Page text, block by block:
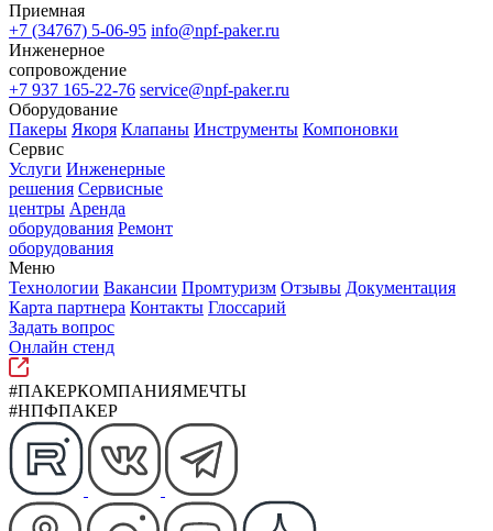
Приемная
+7 (34767) 5-06-95 info@npf-paker.ru
Инженерное
сопровождение
+7 937 165-22-76 service@npf-paker.ru
Оборудование
Пакеры Якоря Клапаны Инструменты Компоновки
Сервис
Услуги Инженерные
решения Сервисные
центры Аренда
оборудования Ремонт
оборудования
Меню
Технологии Вакансии Промтуризм Отзывы Документация
Карта партнера Контакты Глоссарий
Задать вопрос
Онлайн стенд
#ПАКЕРКОМПАНИЯМЕЧТЫ
#НПФПАКЕР